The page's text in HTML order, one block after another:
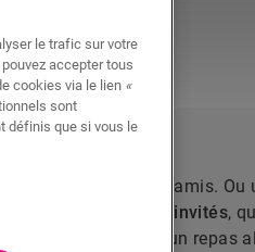
souper exquis entre amis. Ou
le lieu de réunion des invités,
de vous. Outre un repas
le trafic sur votre
accepter tous
cookies via le lien «
sont
définis que si vous le